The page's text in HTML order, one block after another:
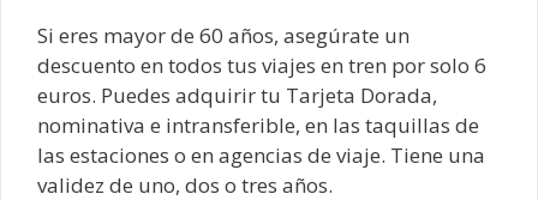
Si eres mayor de 60 años, asegúrate un
descuento en todos tus viajes en tren por solo 6
euros. Puedes adquirir tu Tarjeta Dorada,
nominativa e intransferible, en las taquillas de
las estaciones o en agencias de viaje. Tiene una
validez de uno, dos o tres años.